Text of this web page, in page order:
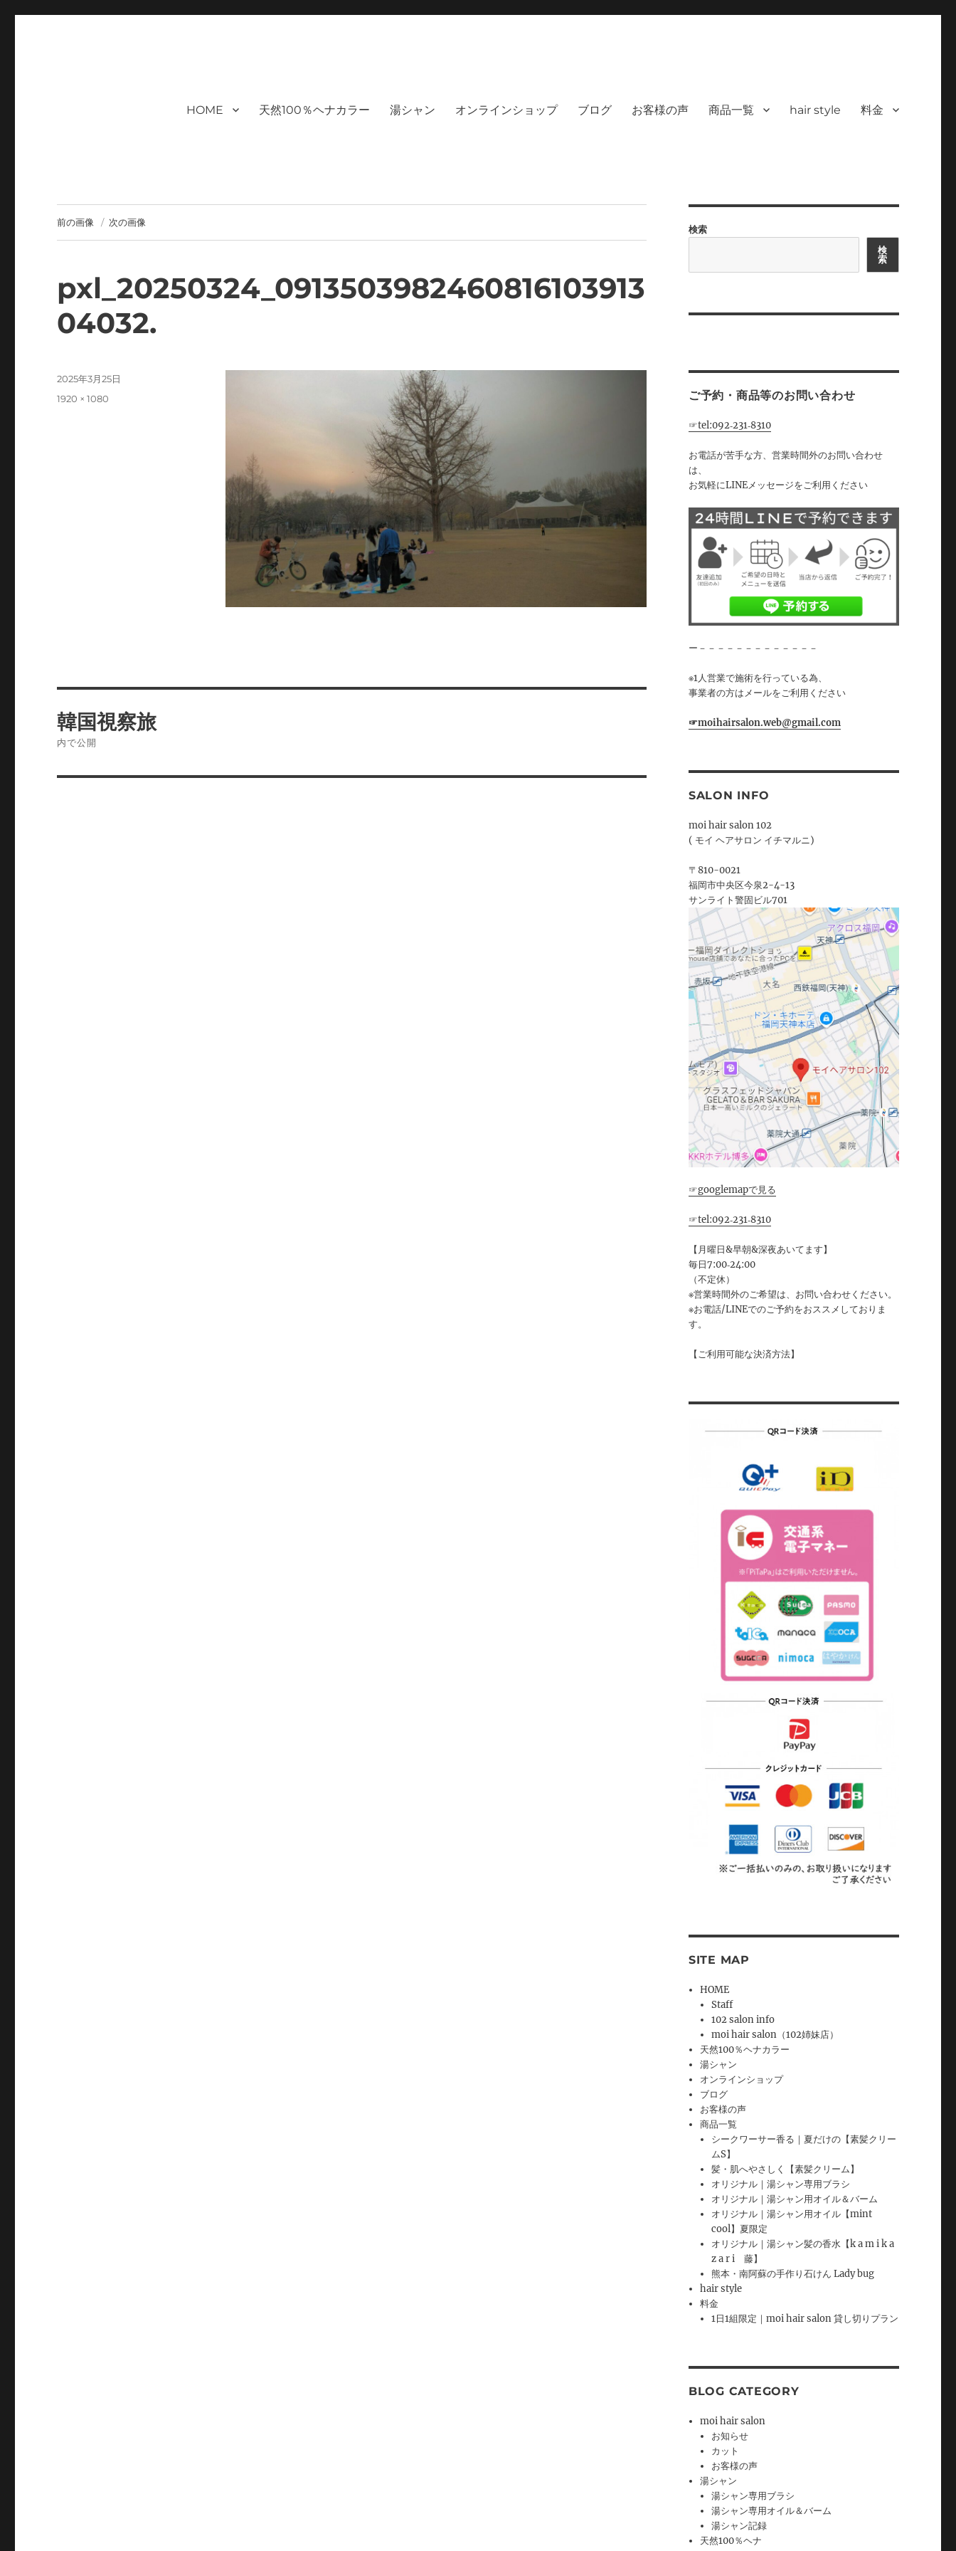
ケアサロン｜オフィシャルサイト｜福岡天神エリアで早朝7時から深夜24時まで営業｜天然100％
HOME 天然100％ヘナカラー 湯シャン オンラインショップ ブログ お客様の声 商品一覧 hair style 料金
前の画像 次の画像
pxl_20250324_0913503982460816103913
04032.
投
2025年3月25日
フ
1920 × 1080
稿
韓国視察旅
内で公開
検索
検
索
ご予約・商品等のお問い合わせ
☞tel:092‐231‐8310
お電話が苦手な方、営業時間外のお問い合わせ
は、
お気軽にLINEメッセージをご利用ください
ー－－－－－－－－－－－－－
※1人営業で施術を行っている為、
事業者の方はメールをご利用ください
☞moihairsalon.web@gmail.com
SALON INFO
moi hair salon 102
( モイ ヘアサロン イチマルニ)
〒810-0021
福岡市中央区今泉2-4-13
サンライト警固ビル701
☞googlemapで見る
☞tel:092‐231‐8310
【月曜日&早朝&深夜あいてます】
毎日7:00‐24:00
（不定休）
※営業時間外のご希望は、お問い合わせください。
※お電話/LINEでのご予約をおススメしておりま
す。
【ご利用可能な決済方法】
SITE MAP
HOME
Staff
102 salon info
moi hair salon（102姉妹店）
天然100％ヘナカラー
湯シャン
オンラインショップ
ブログ
お客様の声
商品一覧
シークワーサー香る｜夏だけの【素髪クリー
ムS】
髪・肌へやさしく【素髪クリーム】
オリジナル｜湯シャン専用ブラシ
オリジナル｜湯シャン用オイル＆バーム
オリジナル｜湯シャン用オイル【mint
cool】夏限定
オリジナル｜湯シャン髪の香水【k a m i k a
z a r i 藤】
熊本・南阿蘇の手作り石けん Lady bug
hair style
料金
1日1組限定｜moi hair salon 貸し切りプラン
BLOG CATEGORY
moi hair salon
お知らせ
カット
お客様の声
湯シャン
湯シャン専用ブラシ
湯シャン専用オイル＆バーム
湯シャン記録
天然100％ヘナ